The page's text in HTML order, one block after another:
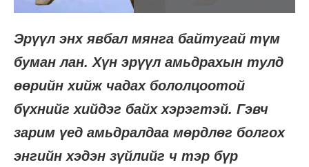
Эрүүл энх явбал мянга байтугай түм
буман лан. Хүн эрүүл амьдрахын тулд
өөрийн хийж чадах бололцоотой
бүхнийг хийдэг байх хэрэгтэй. Гэвч
зарим үед амьдралдаа мөрдлөг болгох
энгийн хэдэн зүйлийг ч тэр бүр